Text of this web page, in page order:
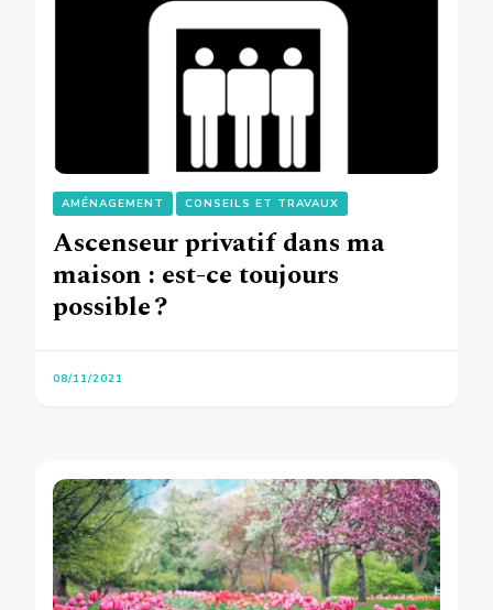
AMÉNAGEMENT CONSEILS ET TRAVAUX
Ascenseur privatif dans ma
maison : est-ce toujours
possible ?
08/11/2021